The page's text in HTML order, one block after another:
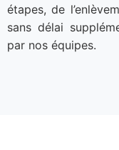
étapes, de
sans délai
par nos équipes.